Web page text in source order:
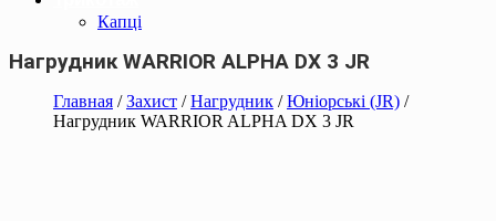
Капці
Нагрудник WARRIOR ALPHA DX 3 JR
Главная /Захист /Нагрудник /Юніорські (JR) /
Нагрудник WARRIOR ALPHA DX 3 JR